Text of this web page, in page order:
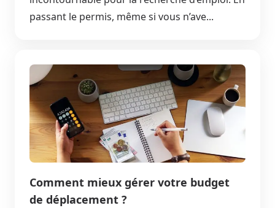
passant le permis, même si vous n’ave...
Comment mieux gérer votre budget
de déplacement ?